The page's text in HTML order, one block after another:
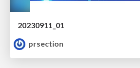
20230911_01
prsection